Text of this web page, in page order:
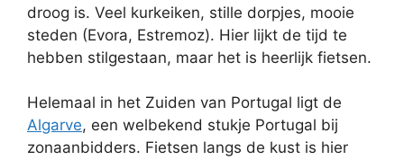
droog is. Veel kurkeiken, stille dorpjes, mooie
steden (Evora, Estremoz). Hier lijkt de tijd te
hebben stilgestaan, maar het is heerlijk fietsen.
Helemaal in het Zuiden van Portugal ligt de
Algarve, een welbekend stukje Portugal bij
zonaanbidders. Fietsen langs de kust is hier